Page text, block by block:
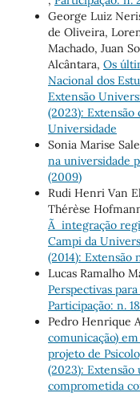
George Luiz
de Oliveira,
Machado, Juan
Alcântara, Os
Nacional dos
Extensão
(2023):
Universidade
Sonia Marise
na universidade
(2009)
Rudi Henri Van
Thérèse
Ã integração
Campi da
(2014): Extensão
Lucas Ramalho
Perspectivas
Participação: n.
Pedro Henrique
comunicação)
projeto de
(2023):
comprometida